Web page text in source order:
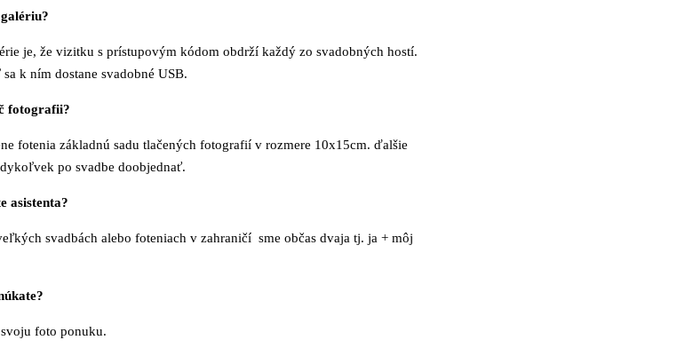
je, že vizitku s prístupovým kódom obdrží každý zo svadobných hostí.
k ním dostane svadobné USB.
fotografii?
fotenia základnú sadu tlačených fotografií v rozmere 10x15cm. ďalšie
po svadbe doobjednať.
asistenta?
svadbách alebo foteniach v zahraničí sme občas dvaja tj. ja + môj
foto ponuku.